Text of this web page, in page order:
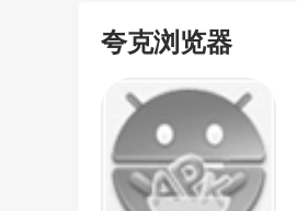
夸克浏览器